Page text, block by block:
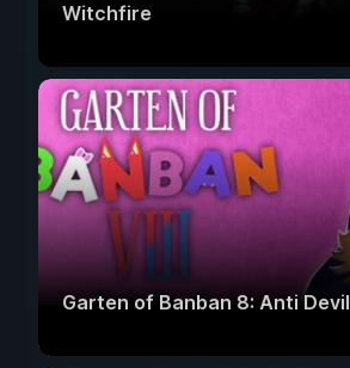
Witchfire
Garten of Banban 8: Anti Devil